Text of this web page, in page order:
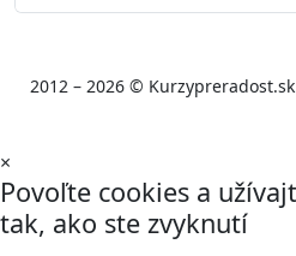
2012 – 2026 ©
×
Povoľte cookies a
tak, ako ste zvyknutí